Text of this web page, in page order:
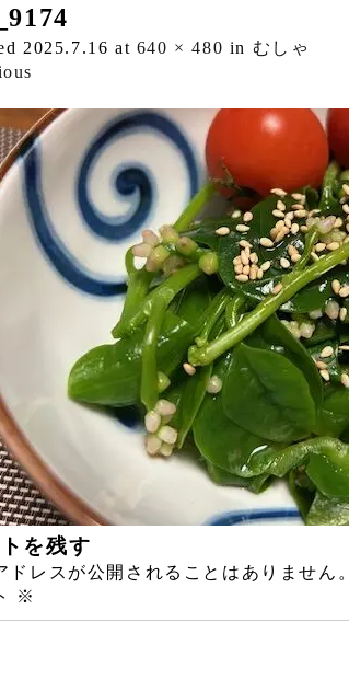
2025.7.16 at 640 × 480 in むしゃ
を残す
ドレスが公開されることはありません。
※